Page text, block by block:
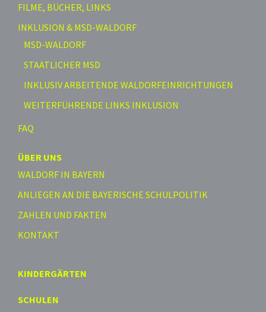
FILME, BÜCHER, LINKS
INKLUSION & MSD-WALDORF
MSD-WALDORF
STAATLICHER MSD
INKLUSIV ARBEITENDE WALDORFEINRICHTUNGEN
WEITERFÜHRENDE LINKS INKLUSION
FAQ
ÜBER UNS
WALDORF IN BAYERN
ANLIEGEN AN DIE BAYERISCHE SCHULPOLITIK
ZAHLEN UND FAKTEN
KONTAKT
KINDERGÄRTEN
SCHULEN